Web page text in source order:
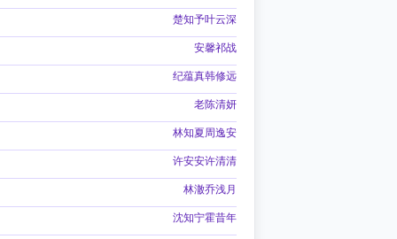
楚知予叶云深
安馨祁战
纪蕴真韩修远
老陈清妍
林知夏周逸安
许安安许清清
林澈乔浅月
沈知宁霍昔年